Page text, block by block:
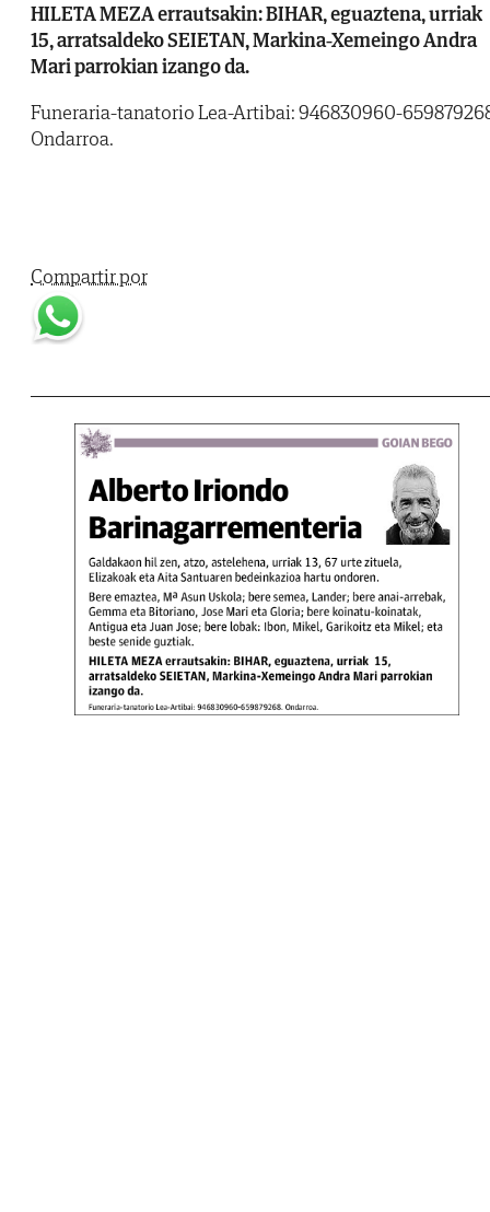
HILETA MEZA errautsakin: BIHAR, eguaztena, urriak
15, arratsaldeko SEIETAN, Markina-Xemeingo Andra
Mari parrokian izango da.
Funeraria-tanatorio Lea-Artibai: 946830960-
Ondarroa.
Compartir por